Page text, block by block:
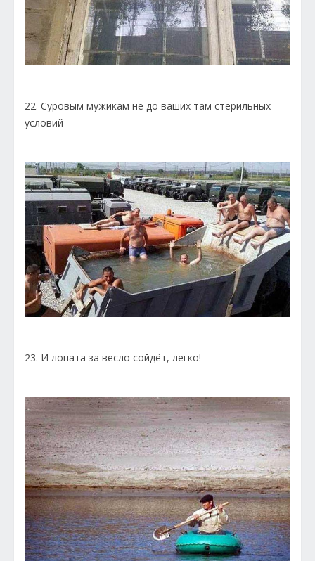
22. Суровым мужикам не до ваших там стерильных
условий
23. И лопата за весло сойдёт, легко!